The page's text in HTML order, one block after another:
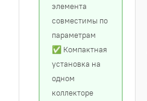
элемента
совместимы по
параметрам
✅ Компактная
установка на
одном
коллекторе